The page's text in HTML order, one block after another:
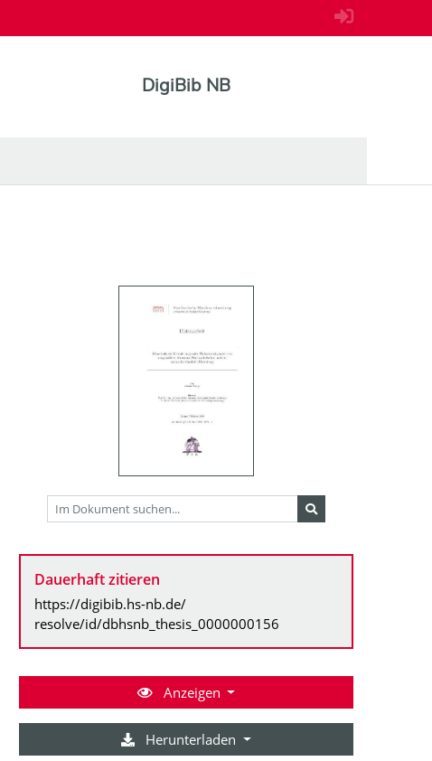
DigiBib NB
Dauerhaft zitieren
https://digibib.hs-nb.de/
resolve/id/dbhsnb_thesis_0000000156
Anzeigen
Herunterladen